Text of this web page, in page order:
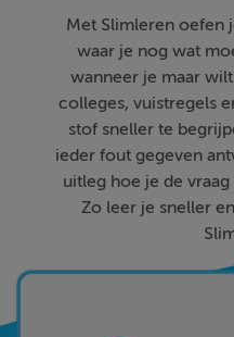
Met Slimleren oefen
waar je nog wat
wanneer je maar
colleges, vuistregels
stof sneller te
ieder fout gegeven
uitleg hoe je de
Zo leer je sneller